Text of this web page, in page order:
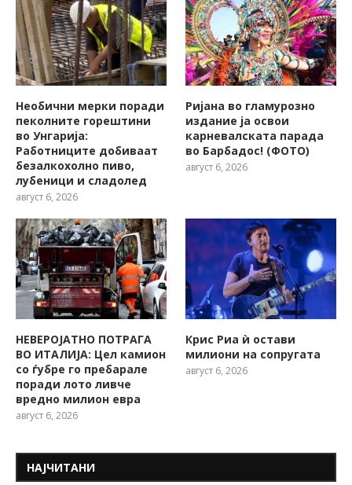
Необични мерки поради
пеколните горештини
во Унгарија:
Работниците добиваат
безалкохолно пиво,
лубеници и сладолед
август 6, 2026
Ријана во гламурозно
издание ја освои
карневалската парада
во Барбадос! (ФОТО)
август 6, 2026
НЕВЕРОЈАТНО ПОТРАГА
ВО ИТАЛИЈА: Цел камион
со ѓубре го пребарале
поради лото ливче
вредно милион евра
август 6, 2026
Крис Риа ѝ остави
милиони на сопругата
август 6, 2026
НАЈЧИТАНИ